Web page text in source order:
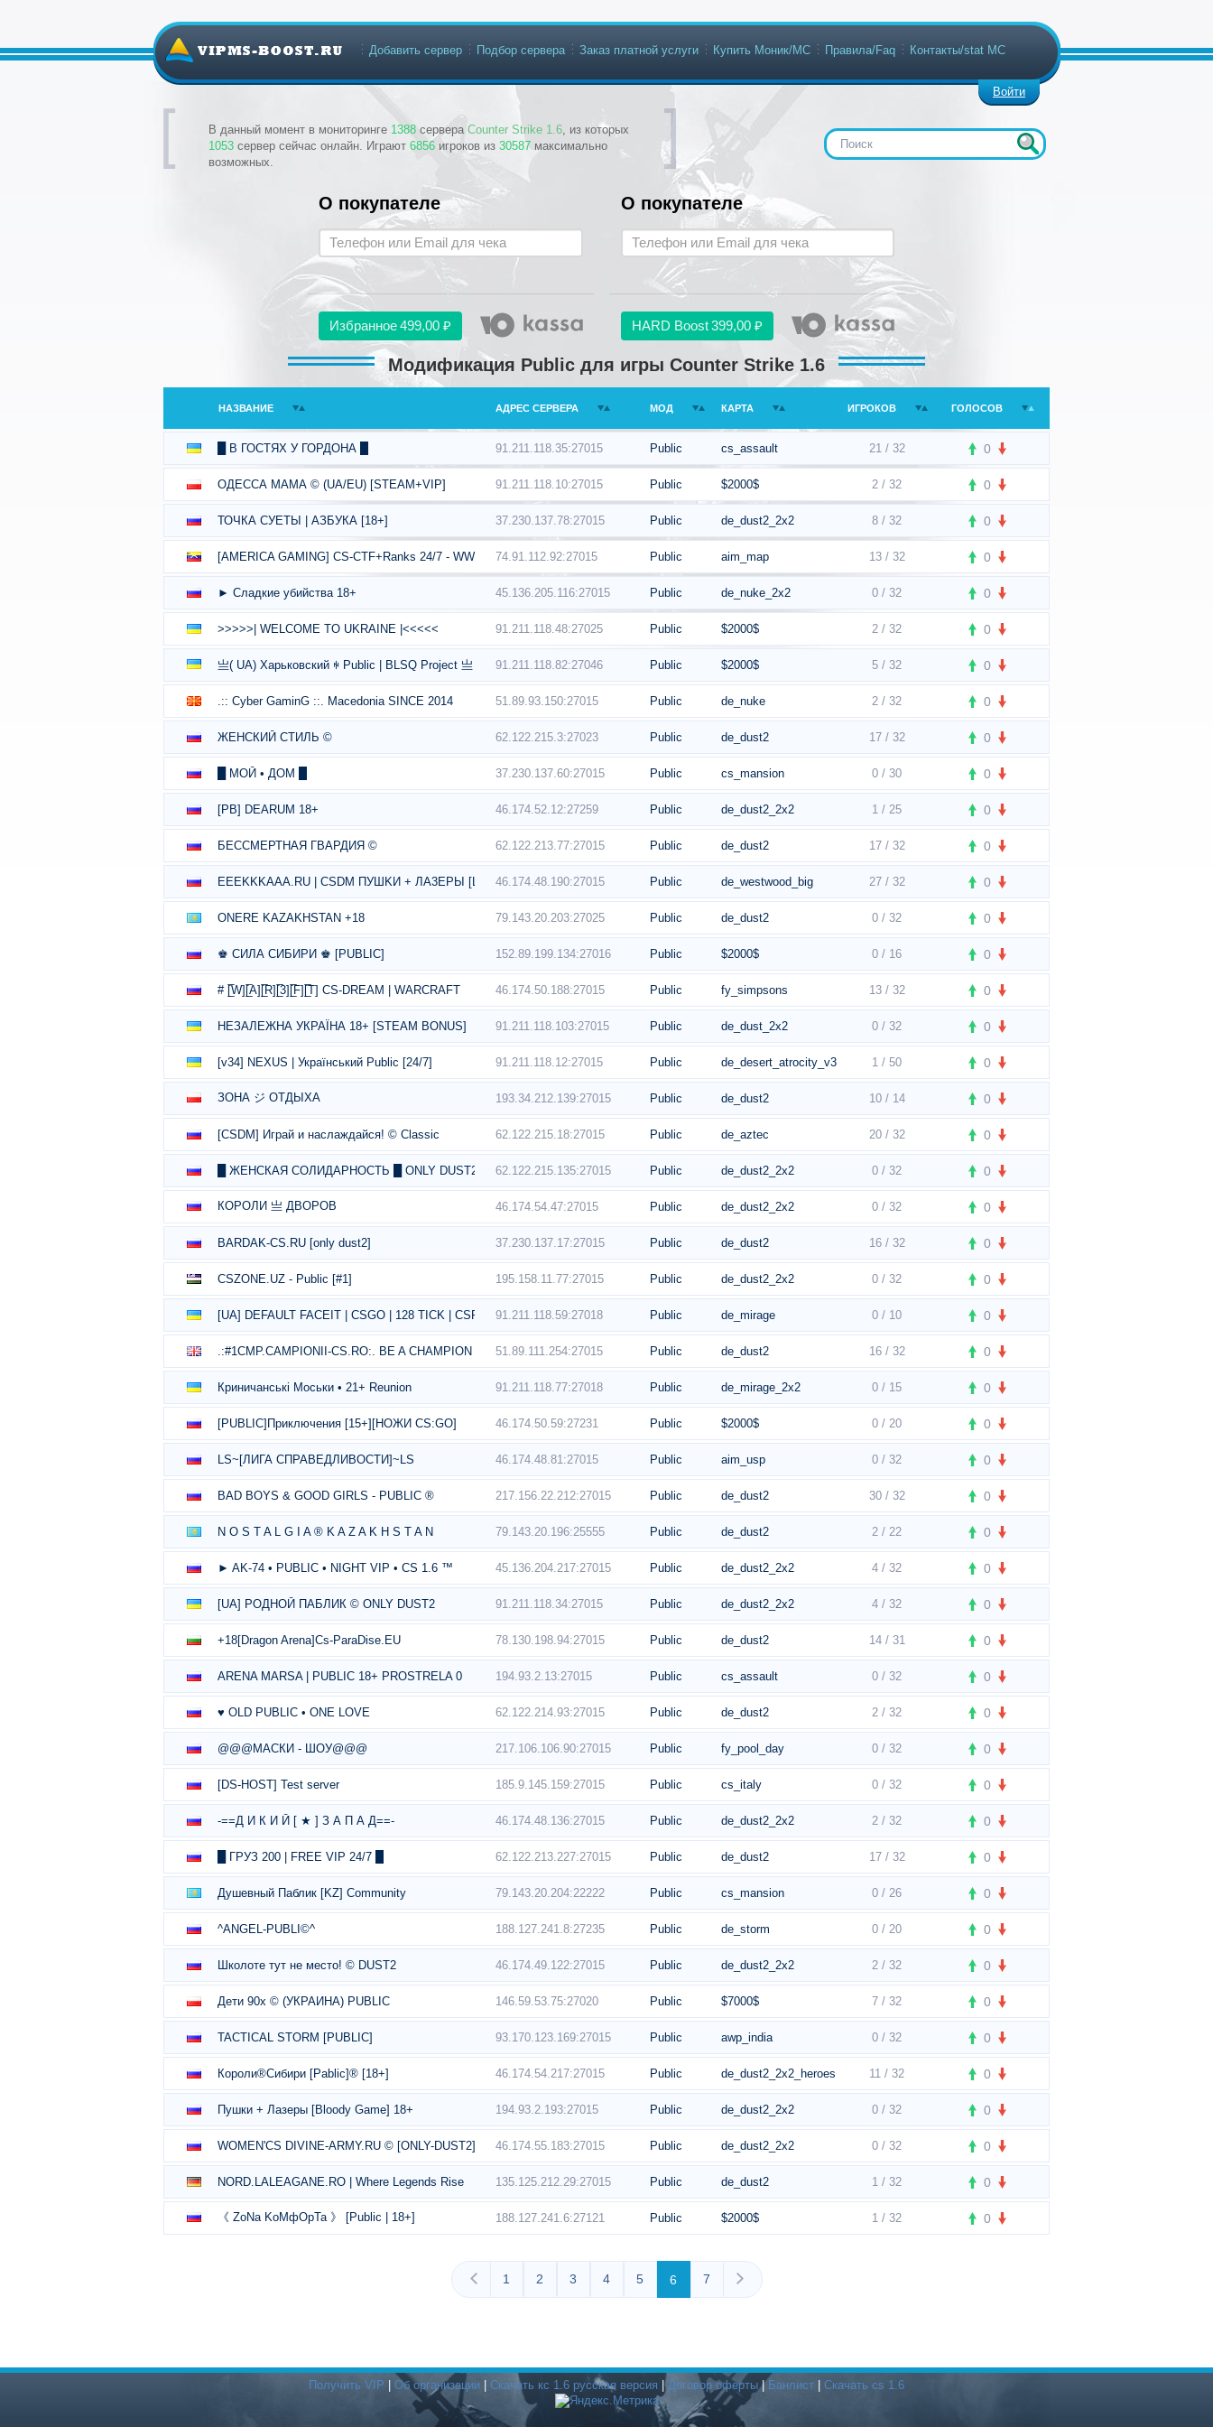
В данный момент в мониторинге 1388 сервера Counter Strike 1.6, из которых
1053 сервер сейчас онлайн. Играют 6856 игроков из 30587 максимально
возможных.
Войти
Добавить сервер Подбор сервера Заказ платной услуги Купить Моник/МС Правила/Faq Контакты/stat МС
О покупателе
Избранное499,00 ₽
О покупателе
HARD Boost399,00 ₽
Модификация Public для игры Counter Strike 1.6
НАЗВАНИЕ АДРЕС СЕРВЕРА МОД КАРТА ИГРОКОВ ГОЛОСОВ
█ В ГОСТЯХ У ГОРДОНА █ 91.211.118.35:27015 Public cs_assault 21 / 32 0
ОДЕССА МАМА © (UA/EU) [STEAM+VIP] 91.211.118.10:27015 Public $2000$ 2 / 32 0
ТОЧКА СУЕТЫ | АЗБУКА [18+] 37.230.137.78:27015 Public de_dust2_2x2 8 / 32 0
[AMERICA GAMING] CS-CTF+Ranks 24/7 - WWW.TEAMAXG.COM
74.91.112.92:27015 Public aim_map 13 / 32 0
► Сладкие убийства 18+ 45.136.205.116:27015 Public de_nuke_2x2 0 / 32 0
>>>>>| WELCOME TO UKRAINE |<<<<< 91.211.118.48:27025 Public $2000$ 2 / 32 0
亗( UA) Харьковский ꑭ Public | BLSQ Project 亗 91.211.118.82:27046 Public $2000$ 5 / 32 0
.:: Cyber GaminG ::. Macedonia SINCE 2014 51.89.93.150:27015 Public de_nuke 2 / 32 0
ЖЕНСКИЙ СТИЛЬ © 62.122.215.3:27023 Public de_dust2 17 / 32 0
█ МОЙ • ДОМ █ 37.230.137.60:27015 Public cs_mansion 0 / 30 0
[PB] DEARUM 18+ 46.174.52.12:27259 Public de_dust2_2x2 1 / 25 0
БЕССМЕРТНАЯ ГВАРДИЯ © 62.122.213.77:27015 Public de_dust2 17 / 32 0
EEEKKKAAA.RU | CSDM ПУШKИ + ЛA3EPЫ [LVL+VIP]46.174.48.190:27015 Public de_westwood_big 27 / 32 0
ONERE KAZAKHSTAN +18 79.143.20.203:27025 Public de_dust2 0 / 32 0
♚ СИЛА СИБИРИ ♚ [PUBLIC] 152.89.199.134:27016 Public $2000$ 0 / 16 0
# [̲̅W][̲̅A][̲̅R][̲̅3][̲̅F][̲̅T] CS-DREAM | WARCRAFT 46.174.50.188:27015 Public fy_simpsons 13 / 32 0
НЕЗАЛЕЖНА УКРАЇНА 18+ [STEAM BONUS] 91.211.118.103:27015 Public de_dust_2x2 0 / 32 0
[v34] NEXUS | Український Public [24/7] 91.211.118.12:27015 Public de_desert_atrocity_v3 1 / 50 0
ЗОНА ジ ОТДЫХА 193.34.212.139:27015 Public de_dust2 10 / 14 0
[CSDM] Играй и наслаждайся! © Classic 62.122.215.18:27015 Public de_aztec 20 / 32 0
█ ЖЕНСКАЯ СОЛИДАРНОСТЬ █ ONLY DUST2 █ 62.122.215.135:27015 Public de_dust2_2x2 0 / 32 0
КОРОЛИ 亗 ДВОРОВ 46.174.54.47:27015 Public de_dust2_2x2 0 / 32 0
BARDAK-CS.RU [only dust2] 37.230.137.17:27015 Public de_dust2 16 / 32 0
CSZONE.UZ - Public [#1] 195.158.11.77:27015 Public de_dust2_2x2 0 / 32 0
[UA] DEFAULT FACEIT | CSGO | 128 TICK | CSPUB.LOL91.211.118.59:27018 Public de_mirage 0 / 10 0
.:#1CMP.CAMPIONII-CS.RO:. BE A CHAMPION 51.89.111.254:27015 Public de_dust2 16 / 32 0
Криничанські Моськи • 21+ Reunion 91.211.118.77:27018 Public de_mirage_2x2 0 / 15 0
[PUBLIC]Приключения [15+][НОЖИ CS:GO] 46.174.50.59:27231 Public $2000$ 0 / 20 0
LS~[ЛИГА СПРАВЕДЛИВОСТИ]~LS 46.174.48.81:27015 Public aim_usp 0 / 32 0
BAD BOYS & GOOD GIRLS - PUBLIC ® 217.156.22.212:27015 Public de_dust2 30 / 32 0
N O S T A L G I A ® K A Z A K H S T A N 79.143.20.196:25555 Public de_dust2 2 / 22 0
► AK-74 • PUBLIC • NIGHT VIP • CS 1.6 ™ 45.136.204.217:27015 Public de_dust2_2x2 4 / 32 0
[UA] РОДНОЙ ПАБЛИК © ONLY DUST2 91.211.118.34:27015 Public de_dust2_2x2 4 / 32 0
+18[Dragon Arena]Cs-ParaDise.EU 78.130.198.94:27015 Public de_dust2 14 / 31 0
ARENA MARSA | PUBLIC 18+ PROSTRELA 0 194.93.2.13:27015 Public cs_assault 0 / 32 0
♥ OLD PUBLIC • ONE LOVE 62.122.214.93:27015 Public de_dust2 2 / 32 0
@@@МАСКИ - ШОУ@@@ 217.106.106.90:27015 Public fy_pool_day 0 / 32 0
[DS-HOST] Test server 185.9.145.159:27015 Public cs_italy 0 / 32 0
-==Д И К И Й [ ★ ] З А П А Д==- 46.174.48.136:27015 Public de_dust2_2x2 2 / 32 0
█ ГРУЗ 200 | FREE VIP 24/7 █ 62.122.213.227:27015 Public de_dust2 17 / 32 0
Душевный Паблик [KZ] Community 79.143.20.204:22222 Public cs_mansion 0 / 26 0
^ANGEL-PUBLI©^ 188.127.241.8:27235 Public de_storm 0 / 20 0
Школоте тут не место! © DUST2 46.174.49.122:27015 Public de_dust2_2x2 2 / 32 0
Дети 90х © (УКРАИНА) PUBLIC 146.59.53.75:27020 Public $7000$ 7 / 32 0
TACTICAL STORM [PUBLIC] 93.170.123.169:27015 Public awp_india 0 / 32 0
Короли®Сибири [Pablic]® [18+] 46.174.54.217:27015 Public de_dust2_2x2_heroes 11 / 32 0
Пушки + Лазеры [Bloody Game] 18+ 194.93.2.193:27015 Public de_dust2_2x2 0 / 32 0
WOMEN'CS DIVINE-ARMY.RU © [ONLY-DUST2] 46.174.55.183:27015 Public de_dust2_2x2 0 / 32 0
NORD.LALEAGANE.RO | Where Legends Rise 135.125.212.29:27015 Public de_dust2 1 / 32 0
《 ZoNa KoMфOpTa 》 [Public | 18+] 188.127.241.6:27121 Public $2000$ 1 / 32 0
1 2 3 4 5 6 7
Получить VIP Об организации Скачать кс 1.6 русская версия |Договор оферты| Банлист Скачать cs 1.6